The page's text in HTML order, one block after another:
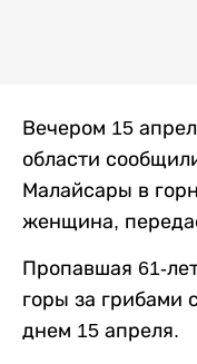
Вечером 15
области
Малайсары в
женщина,
Пропавшая 61-
горы за грибами
днем 15 апреля.